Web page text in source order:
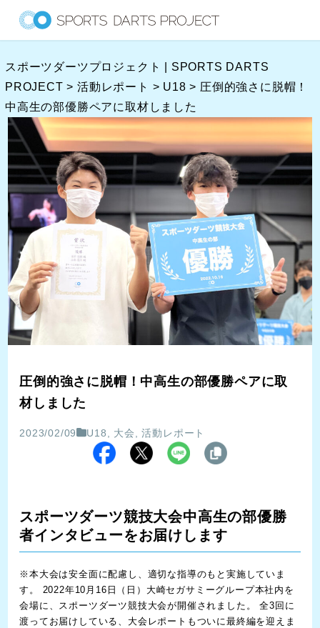
ス
キ
ッ
プ
スポーツダーツプロジェクト | SPORTS DARTS
PROJECT >活動レポート > U18 > 圧倒的強さに脱帽！
中高生の部優勝ペアに取材しました
圧倒的強さに脱帽！中高生の部優勝ペアに取
材しました
2023/02/09 U18, 大会,活動レポート
スポーツダーツ競技大会中高生の部優勝
者インタビューをお届けします
※本大会は安全面に配慮し、適切な指導のもと実施していま
す。 2022年10月16日（日）大崎セガサミーグループ本社内を
会場に、スポーツダーツ競技大会が開催されました。 全3回に
渡ってお届けしている、大会レポートもついに最終編を迎えま